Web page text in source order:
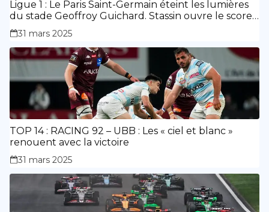
Ligue 1 : Le Paris Saint-Germain éteint les lumières
du stade Geoffroy Guichard. Stassin ouvre le score,
doublé de Doué.
31 mars 2025
TOP 14 : RACING 92 – UBB : Les « ciel et blanc »
renouent avec la victoire
31 mars 2025